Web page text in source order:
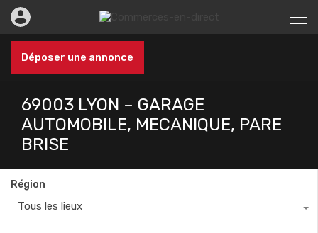
Déposer une annonce
69003 LYON – GARAGE
AUTOMOBILE, MECANIQUE, PARE
BRISE
Région
Tous les lieux